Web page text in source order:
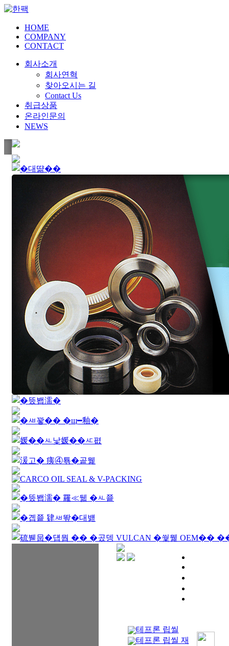
HOME
COMPANY
CONTACT
회사소개
회사연혁
찾아오시는 길
Contact Us
취급상품
온라인문의
NEWS
테프론 립씰
테프론 립씰 재